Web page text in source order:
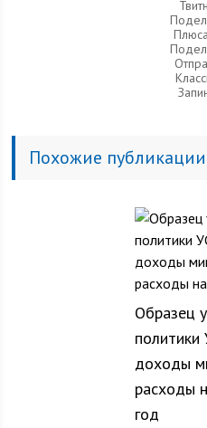
Похожие публикации
Образец
политики
доходы
расходы
год